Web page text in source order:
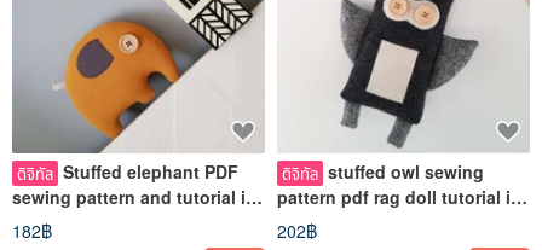
ดิจิทัล Stuffed elephant PDF
sewing pattern and tutorial in
English, Digital download
182฿
ดิจิทัล stuffed owl sewing
pattern pdf rag doll tutorial in
English, Digital download
202฿